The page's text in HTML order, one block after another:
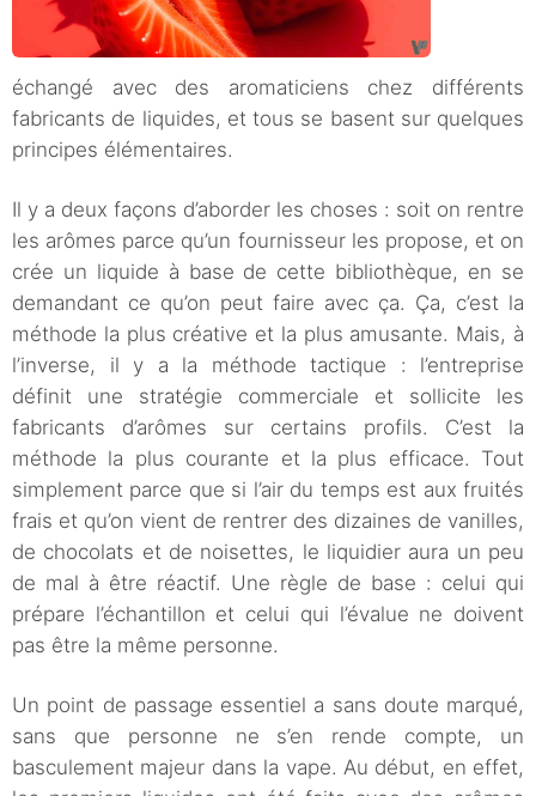
échangé avec des aromaticiens chez différents
fabricants de liquides, et tous se basent sur quelques
principes élémentaires.
Il y a deux façons d’aborder les choses : soit on rentre
les arômes parce qu’un fournisseur les propose, et on
crée un liquide à base de cette bibliothèque, en se
demandant ce qu’on peut faire avec ça. Ça, c’est la
méthode la plus créative et la plus amusante. Mais, à
l’inverse, il y a la méthode tactique : l’entreprise
définit une stratégie commerciale et sollicite les
fabricants d’arômes sur certains profils. C’est la
méthode la plus courante et la plus efficace. Tout
simplement parce que si l’air du temps est aux fruités
frais et qu’on vient de rentrer des dizaines de vanilles,
de chocolats et de noisettes, le liquidier aura un peu
de mal à être réactif. Une règle de base : celui qui
prépare l’échantillon et celui qui l’évalue ne doivent
pas être la même personne.
Un point de passage essentiel a sans doute marqué,
sans que personne ne s’en rende compte, un
basculement majeur dans la vape. Au début, en effet,